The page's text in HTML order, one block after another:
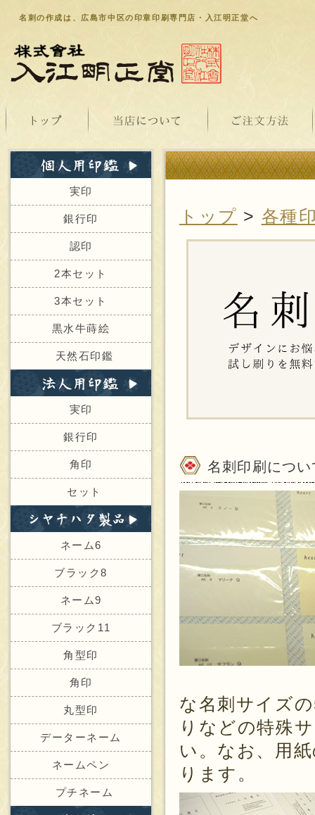
名刺の作成は、広島市中区の印章印刷専門店・入江明正堂へ
実印
銀行印
認印
2本セット
3本セット
黒水牛蒔絵
天然石印鑑
実印
銀行印
角印
セット
ネーム6
ブラック8
ネーム9
ブラック11
角型印
角印
丸型印
データーネーム
ネームペン
プチネーム
トップ > 各種
名刺印刷につい
な名刺サイズ
りなどの特殊
い。なお、用
ります。